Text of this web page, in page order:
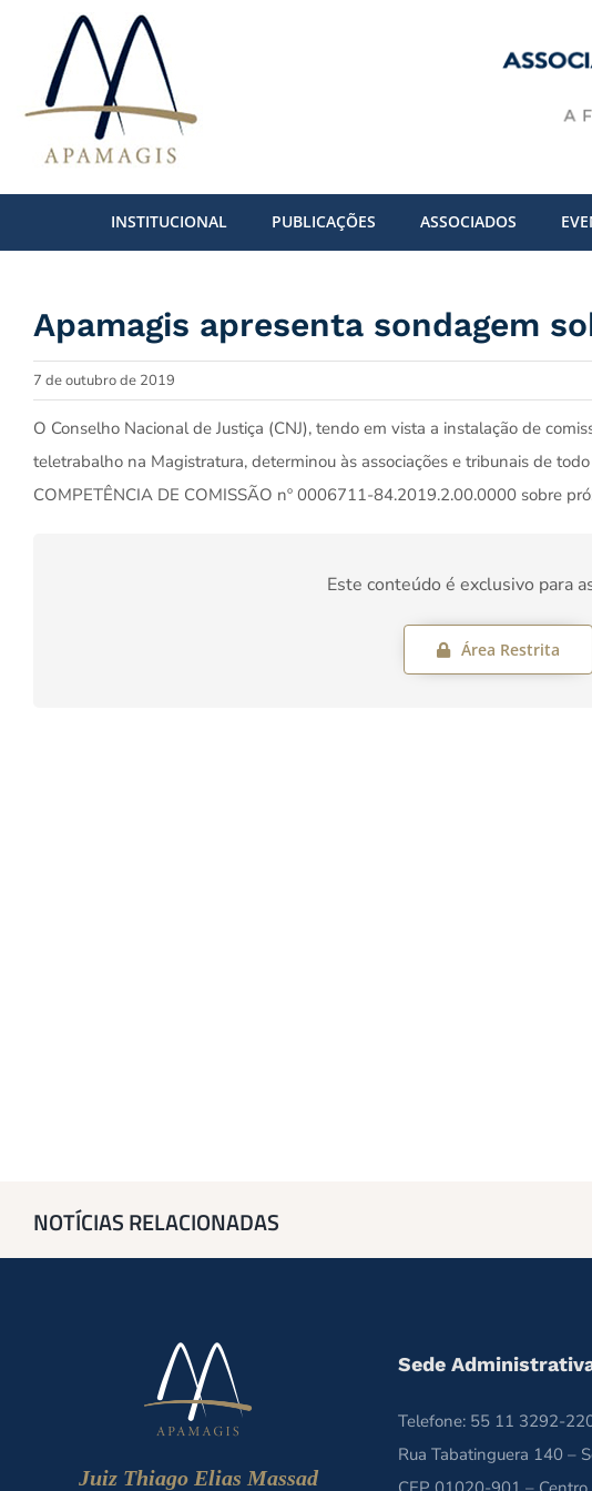
conteúdo
INSTITUCIONAL PUBLICAÇÕES ASSOCIADOS
Apamagis apresenta sondagem
7 de outubro de 2019
O Conselho Nacional de Justiça (CNJ), tendo em vista a instalação de
teletrabalho na Magistratura, determinou às associações e tribunais de
COMPETÊNCIA DE COMISSÃO nº 0006711-84.2019.2.00.0000 sobre
Este conteúdo é exclusivo para
Área Restrita
NOTÍCIAS RELACIONADAS
Juiz Thiago Elias Massad
Sede
Telefone: 55 11 3292-
Rua Tabatinguera 140 –